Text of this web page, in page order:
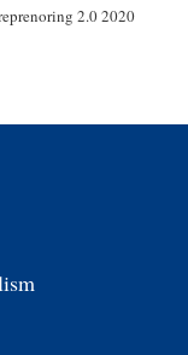
2.0 2020